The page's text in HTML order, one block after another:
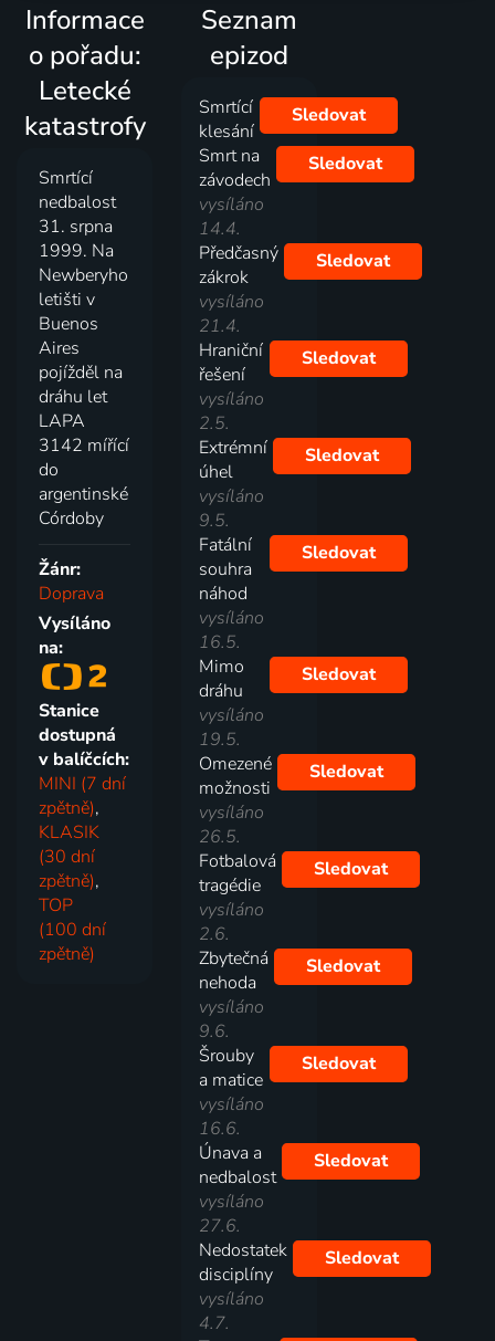
Informace
o pořadu:
Letecké
katastrofy
Smrtící
nedbalost
31. srpna
1999. Na
Newberyho
letišti v
Buenos
Aires
pojížděl na
dráhu let
LAPA
3142 mířící
do
argentinské
Córdoby
Žánr:
Doprava
Vysíláno
na:
Stanice
dostupná
v balíčcích:
MINI (7 dní
zpětně),
KLASIK
(30 dní
zpětně),
TOP
(100 dní
zpětně)
Seznam
epizod
Smrtící
klesání
Sledovat
Smrt na
závodech
vysíláno
14.4.
Sledovat
Předčasný
zákrok
vysíláno
21.4.
Sledovat
Hraniční
řešení
vysíláno
2.5.
Sledovat
Extrémní
úhel
vysíláno
9.5.
Sledovat
Fatální
souhra
náhod
vysíláno
16.5.
Sledovat
Mimo
dráhu
vysíláno
19.5.
Sledovat
Omezené
možnosti
vysíláno
26.5.
Sledovat
Fotbalová
tragédie
vysíláno
2.6.
Sledovat
Zbytečná
nehoda
vysíláno
9.6.
Sledovat
Šrouby
a matice
vysíláno
16.6.
Sledovat
Únava a
nedbalost
vysíláno
27.6.
Sledovat
Nedostatek
disciplíny
vysíláno
4.7.
Sledovat